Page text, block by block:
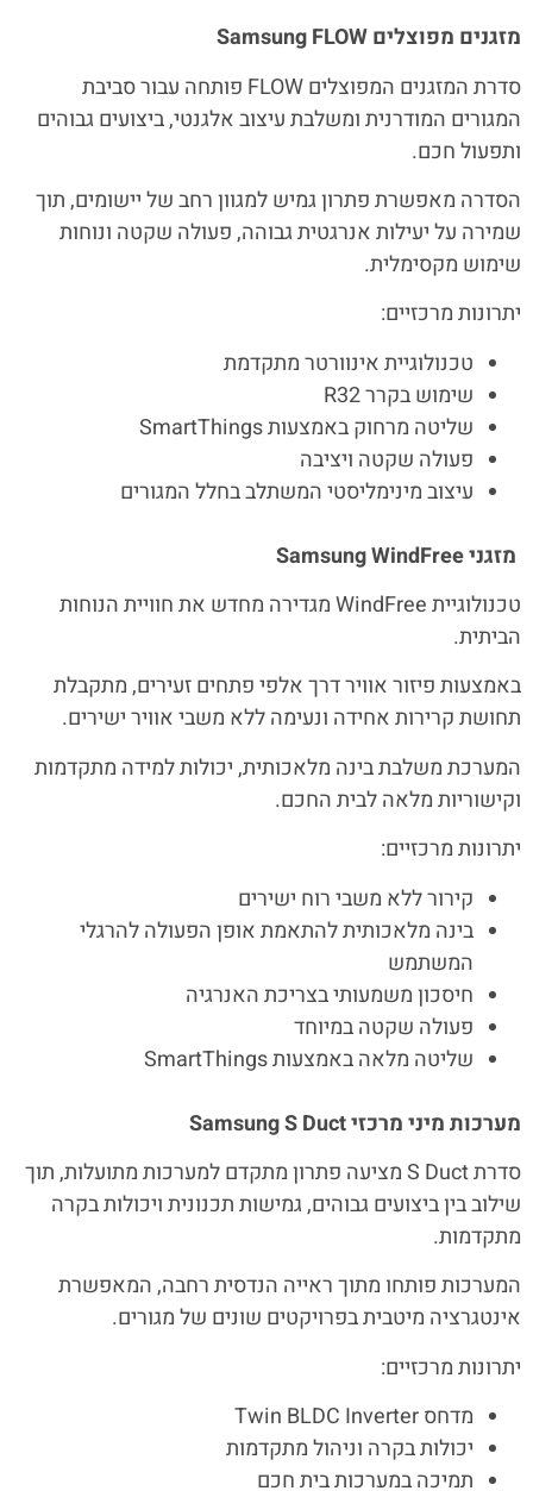
מזגנים מפוצלים
סדרת המזגנים המפוצלים FLOW פותחה עבור סביבת
המגורים המודרנית ומשלבת עיצוב אלגנטי, ביצועים גבוהים
ותפעול חכם.
הסדרה מאפשרת פתרון גמיש למגוון רחב של יישומים, תוך
שמירה על יעילות אנרגטית גבוהה, פעולה שקטה ונוחות
שימוש מקסימלית.
יתרונות מרכזיים:
טכנולוגיית אינוורטר מתקדמת
שימוש בקרר R32
שליטה מרחוק באמצעות SmartThings
פעולה שקטה ויציבה
עיצוב מינימליסטי המשתלב בחלל המגורים
מזגני
טכנולוגיית WindFree מגדירה מחדש את חוויית הנוחות
הביתית.
באמצעות פיזור אוויר דרך אלפי פתחים זעירים, מתקבלת
תחושת קרירות אחידה ונעימה ללא משבי אוויר ישירים.
המערכת משלבת בינה מלאכותית, יכולות למידה מתקדמות
וקישוריות מלאה לבית החכם.
יתרונות מרכזיים:
קירור ללא משבי רוח ישירים
בינה מלאכותית להתאמת אופן הפעולה להרגלי
המשתמש
חיסכון משמעותי בצריכת האנרגיה
פעולה שקטה במיוחד
שליטה מלאה באמצעות SmartThings
מערכות מיני מרכזי
סדרת S Duct מציעה פתרון מתקדם למערכות מתועלות, תוך
שילוב בין ביצועים גבוהים, גמישות תכנונית ויכולות בקרה
מתקדמות.
המערכות פותחו מתוך ראייה הנדסית רחבה, המאפשרת
אינטגרציה מיטבית בפרויקטים שונים של מגורים.
יתרונות מרכזיים:
מדחס Twin BLDC Inverter
יכולות בקרה וניהול מתקדמות
תמיכה במערכות בית חכם